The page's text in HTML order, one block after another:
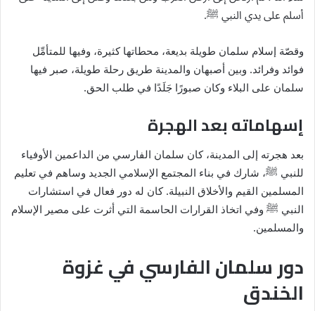
أسلم على يدي النبي ﷺ.
وقصّة إسلام سلمان طويلة بديعة، محطاتها كثيرة، وفيها للمتأمِّل
فوائد وفرائد. وبين أصبهان والمدينة طريق رحلة طويلة، صبر فيها
سلمان على البلاء وكان صبورًا جَلَدًا في طلب الحق.
إسهاماته بعد الهجرة
بعد هجرته إلى المدينة، كان سلمان الفارسي من الداعمين الأوفياء
للنبي ﷺ، شارك في بناء المجتمع الإسلامي الجديد وساهم في تعليم
المسلمين القيم والأخلاق النبيلة. كان له دور فعال في استشارات
النبي ﷺ وفي اتخاذ القرارات الحاسمة التي أثرت على مصير الإسلام
والمسلمين.
دور سلمان الفارسي في غزوة
الخندق